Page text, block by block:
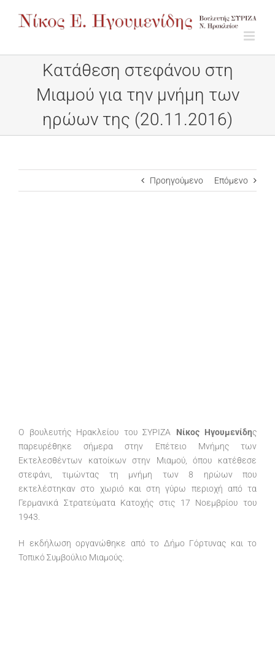
Κατάθεση στεφάνου στη
Μιαμού για την μνήμη των
ηρώων της (20.11.2016)
Προηγούμενο Επόμενο
Ο βουλευτής Ηρακλείου του ΣΥΡΙΖΑ Νίκος Ηγουμενίδης
παρευρέθηκε σήμερα στην Επέτειο Μνήμης των
Εκτελεσθέντων κατοίκων στην Μιαμού, όπου κατέθεσε
στεφάνι, τιμώντας τη μνήμη των 8 ηρώων που
εκτελέστηκαν στο χωριό και στη γύρω περιοχή από τα
Γερμανικά Στρατεύματα Κατοχής στις 17 Νοεμβρίου του
1943.
Η εκδήλωση οργανώθηκε από το Δήμο Γόρτυνας και το
Τοπικό Συμβούλιo Μιαμούς.